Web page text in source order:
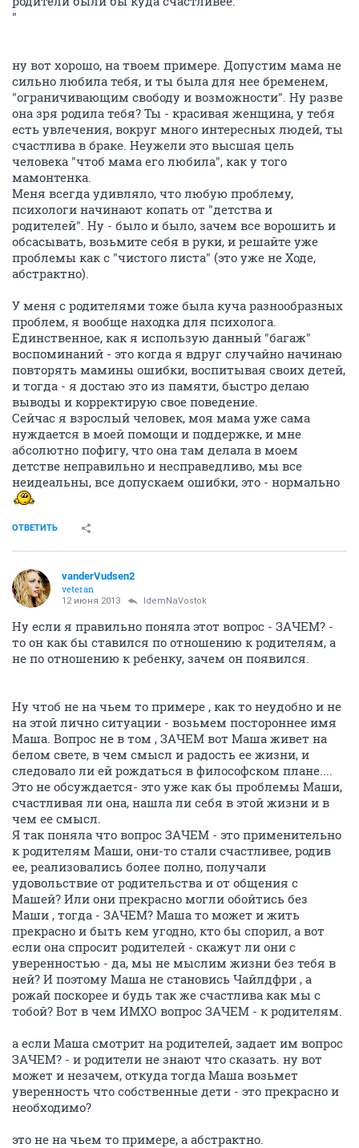
"
ну вот хорошо, на твоем примере. Допустим мама не
сильно любила тебя, и ты была для нее бременем,
"ограничивающим свободу и возможности". Ну разве
она зря родила тебя? Ты - красивая женщина, у тебя
есть увлечения, вокруг много интересных людей, ты
счастлива в браке. Неужели это высшая цель
человека "чтоб мама его любила", как у того
мамонтенка.
Меня всегда удивляло, что любую проблему,
психологи начинают копать от "детства и
родителей". Ну - было и было, зачем все ворошить и
обсасывать, возьмите себя в руки, и решайте уже
проблемы как с "чистого листа" (это уже не Ходе,
абстрактно).
У меня с родителями тоже была куча разнообразных
проблем, я вообще находка для психолога.
Единственное, как я использую данный "багаж"
воспоминаний - это когда я вдруг случайно начинаю
повторять мамины ошибки, воспитывая своих детей,
и тогда - я достаю это из памяти, быстро делаю
выводы и корректирую свое поведение.
Сейчас я взрослый человек, моя мама уже сама
нуждается в моей помощи и поддержке, и мне
абсолютно пофигу, что она там делала в моем
детстве неправильно и несправедливо, мы все
неидеальны, все допускаем ошибки, это - нормально
ОТВЕТИТЬ
vanderVudsen2
veteran
12 июня 2013 IdemNaVostok
Ну если я правильно поняла этот вопрос - ЗАЧЕМ? -
то он как бы ставился по отношению к родителям, а
не по отношению к ребенку, зачем он появился.
Ну чтоб не на чьем то примере , как то неудобно и не
на этой лично ситуации - возьмем постороннее имя
Маша. Вопрос не в том , ЗАЧЕМ вот Маша живет на
белом свете, в чем смысл и радость ее жизни, и
следовало ли ей рождаться в философском плане....
Это не обсуждается- это уже как бы проблемы Маши,
счастливая ли она, нашла ли себя в этой жизни и в
чем ее смысл.
Я так поняла что вопрос ЗАЧЕМ - это применительно
к родителям Маши, они-то стали счастливее, родив
ее, реализовались более полно, получали
удовольствие от родительства и от общения с
Машей? Или они прекрасно могли обойтись без
Маши , тогда - ЗАЧЕМ? Маша то может и жить
прекрасно и быть кем угодно, кто бы спорил, а вот
если она спросит родителей - скажут ли они с
уверенностью - да, мы не мыслим жизни без тебя в
ней? И поэтому Маша не становись Чайлдфри , а
рожай поскорее и будь так же счастлива как мы с
тобой? Вот в чем ИМХО вопрос ЗАЧЕМ - к родителям.
а если Маша смотрит на родителей, задает им вопрос
ЗАЧЕМ? - и родители не знают что сказать. ну вот
может и незачем, откуда тогда Маша возьмет
уверенность что собственные дети - это прекрасно и
необходимо?
это не на чьем то примере, а абстрактно.